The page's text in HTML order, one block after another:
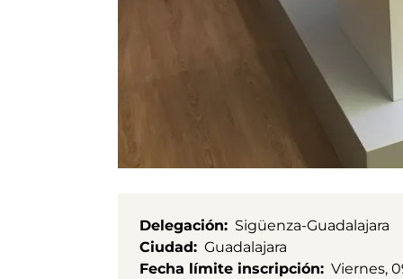
Delegación
Sigüenza-Guadalajara
Ciudad
Guadalajara
Fecha límite inscripción
Viernes,